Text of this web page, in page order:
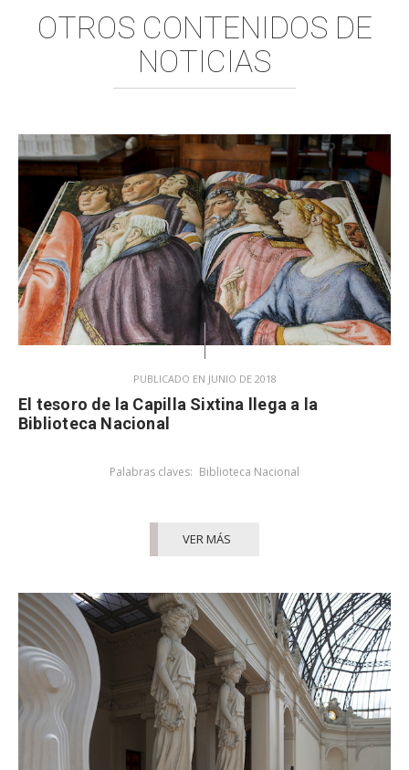
OTROS CONTENIDOS DE
NOTICIAS
PUBLICADO EN JUNIO DE 2018
El tesoro de la Capilla Sixtina llega a la
Biblioteca Nacional
Palabras claves: Biblioteca Nacional
VER MÁS